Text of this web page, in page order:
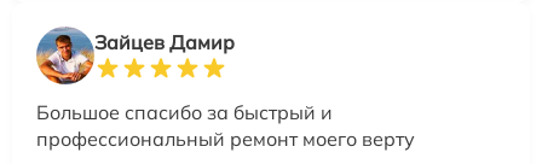
Зайцев Дамир
Большое спасибо за быстрый и
профессиональный ремонт моего верту